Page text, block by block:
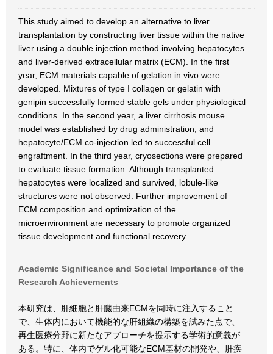
This study aimed to develop an alternative to liver
transplantation by constructing liver tissue within the native
liver using a double injection method involving hepatocytes
and liver-derived extracellular matrix (ECM). In the first
year, ECM materials capable of gelation in vivo were
developed. Mixtures of type I collagen or gelatin with
genipin successfully formed stable gels under physiological
conditions. In the second year, a liver cirrhosis mouse
model was established by drug administration, and
hepatocyte/ECM co-injection led to successful cell
engraftment. In the third year, cryosections were prepared
to evaluate tissue formation. Although transplanted
hepatocytes were localized and survived, lobule-like
structures were not observed. Further improvement of
ECM composition and optimization of the
microenvironment are necessary to promote organized
tissue development and functional recovery.
Academic Significance and Societal Importance of the
Research Achievements
本研究は、肝細胞と肝臓由来ECMを同時に注入すること
で、生体内において機能的な肝組織の構築を試みた点で、
再生医療分野に新たなアプローチを提示する学術的意義が
ある。特に、体内でゲル化可能なECM基材の開発や、肝疾